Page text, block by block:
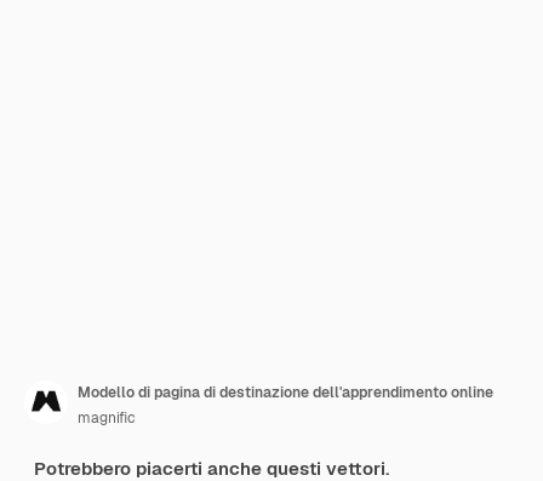
Modello di pagina di destinazione dell'apprendimento online
magnific
Potrebbero piacerti anche questi vettori.